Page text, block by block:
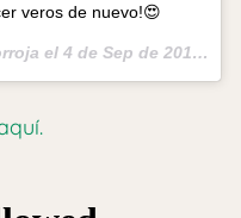
veros de nuevo!😍
el 4 de Sep de 2015 a la(s) 2:33 PDT